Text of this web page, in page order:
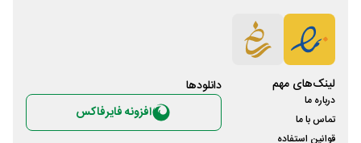
لینک‌های مهم
درباره ما
تماس با ما
قوانین استفاده
دانلود‌ها
افزونه فایرفاکس